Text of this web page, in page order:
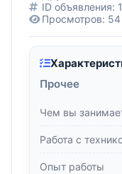
ID объявления:
Просмотров: 54
Прочее
Чем вы
Работа с
Опыт работы